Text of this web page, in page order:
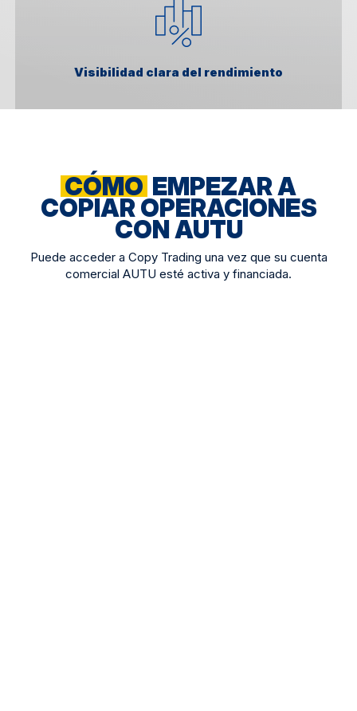
Visibilidad clara del rendimiento
CÓMO EMPEZAR A
COPIAR OPERACIONES
CON AUTU
Puede acceder a Copy Trading una vez que su cuenta
comercial AUTU esté activa y financiada.